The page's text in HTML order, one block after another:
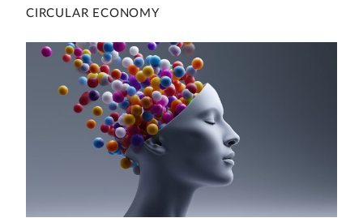
CIRCULAR ECONOMY